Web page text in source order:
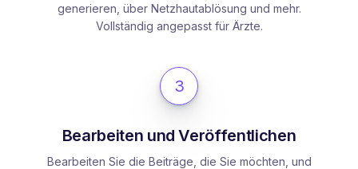
generieren, über Netzhautablösung und mehr.
Vollständig angepasst für Ärzte.
3
Bearbeiten und Veröffentlichen
Bearbeiten Sie die Beiträge, die Sie möchten, und